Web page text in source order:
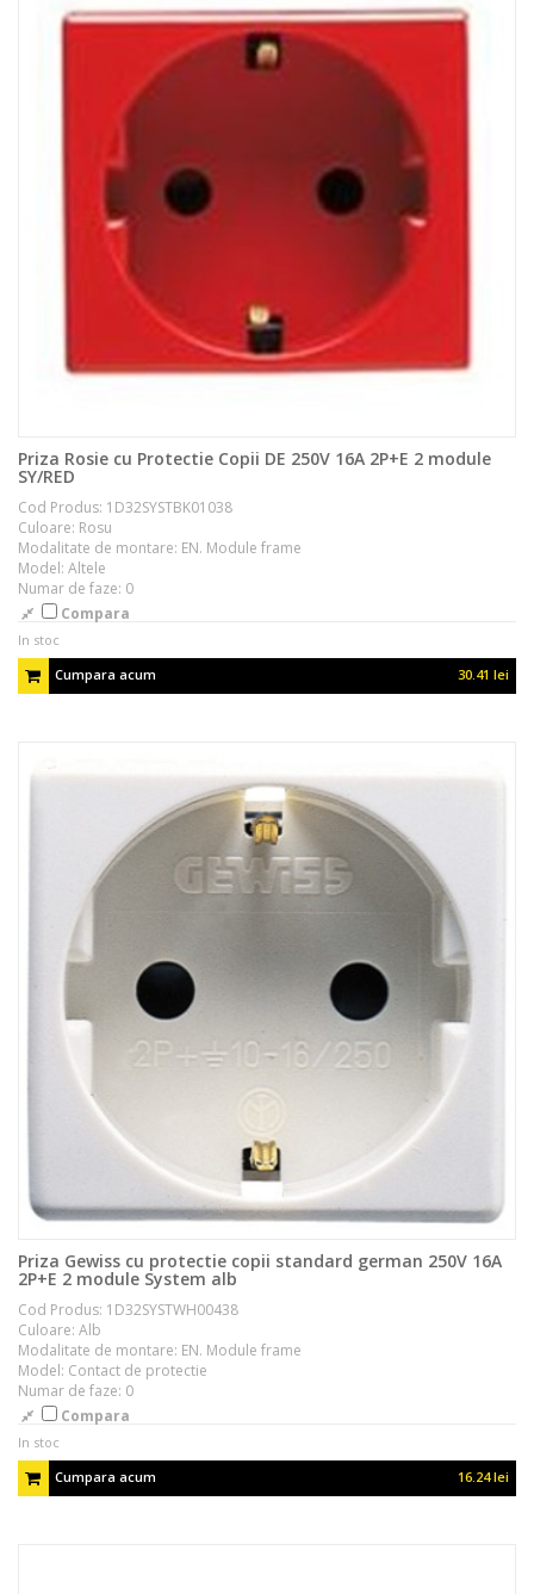
Priza Rosie cu Protectie Copii DE 250V 16A 2P+E 2 module
SY/RED
Cod Produs: 1D32SYSTBK01038
Culoare: Rosu
Modalitate de montare: EN. Module frame
Model: Altele
Numar de faze: 0
Compara
In stoc
Cumpara acum
30.41 lei
Priza Gewiss cu protectie copii standard german 250V 16A
2P+E 2 module System alb
Cod Produs: 1D32SYSTWH00438
Culoare: Alb
Modalitate de montare: EN. Module frame
Model: Contact de protectie
Numar de faze: 0
Compara
In stoc
Cumpara acum
16.24 lei